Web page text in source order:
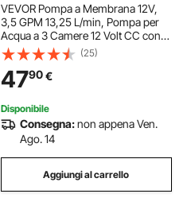
VEVOR Pompa a Membrana 12V,
3,5 GPM 13,25 L/min, Pompa per
Acqua a 3 Camere 12 Volt CC con
Pressostato Automatico 40-100 PSI
Regolabile, 50 PSI, Porta MNPT per
Camper Yacht Food Truck Camper
Nautica
(25)
4790€
Disponibile
Consegna:non appena Ven.
Ago. 14
Aggiungi al carrello